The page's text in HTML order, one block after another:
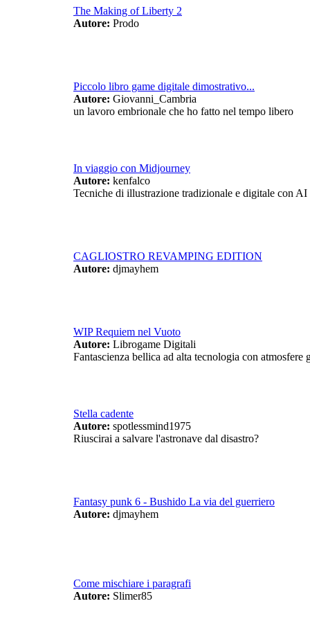
The Making of Liberty 2
Autore: Prodo
Piccolo libro game digitale dimostrativo...
Autore: Giovanni_Cambria
un lavoro embrionale che ho fatto nel tempo libero
In viaggio con Midjourney
Autore: kenfalco
Tecniche di illustrazione tradizionale e digitale con AI
CAGLIOSTRO REVAMPING EDITION
Autore: djmayhem
WIP Requiem nel Vuoto
Autore: Librogame Digitali
Fantascienza bellica ad alta tecnologia con atmosfere
Stella cadente
Autore: spotlessmind1975
Riuscirai a salvare l'astronave dal disastro?
Fantasy punk 6 - Bushido La via del guerriero
Autore: djmayhem
Come mischiare i paragrafi
Autore: Slimer85